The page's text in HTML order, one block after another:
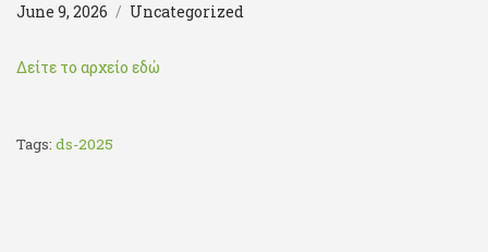
June 9, 2026 Uncategorized
Δείτε το αρχείο εδώ
Tags: ds-2025